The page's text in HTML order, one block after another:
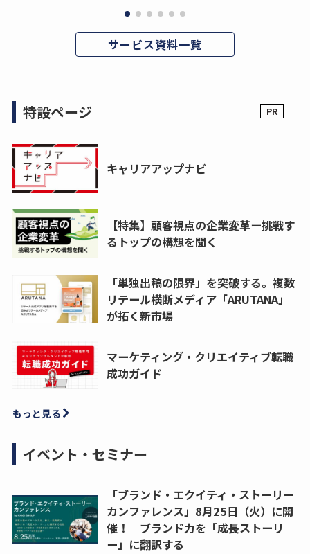
サービス資料一覧
特設ページ
キャリアアップナビ
【特集】顧客視点の企業変革ー挑戦す
るトップの構想を聞く
「単独出稿の限界」を突破する。複数
リテール横断メディア「ARUTANA」
が拓く新市場
マーケティング・クリエイティブ転職
成功ガイド
もっと見る
イベント・セミナー
「ブランド・エクイティ・ストーリー
カンファレンス」8月25日（火）に開
催！ ブランド力を「成長ストーリ
ー」に翻訳する